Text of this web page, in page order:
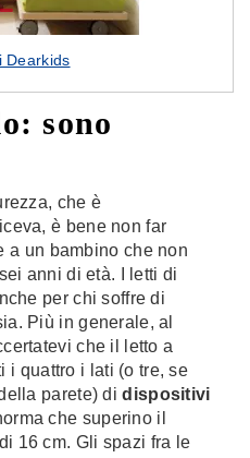
Dearkids
sono
che è
è bene non far
a un bambino che non
anni di età. I letti di
per chi soffre di
Più in generale, al
che il letto a
i quattro i lati (o tre, se
parete) didispositivi
che superino il
16 cm. Gli spazi fra le